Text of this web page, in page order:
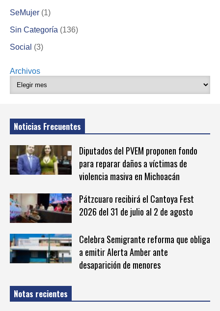
SeMujer (1)
Sin Categoría (136)
Social (3)
Archivos
Noticias Frecuentes
Diputados del PVEM proponen fondo
para reparar daños a víctimas de
violencia masiva en Michoacán
Pátzcuaro recibirá el Cantoya Fest
2026 del 31 de julio al 2 de agosto
Celebra Semigrante reforma que obliga
a emitir Alerta Amber ante
desaparición de menores
Notas recientes